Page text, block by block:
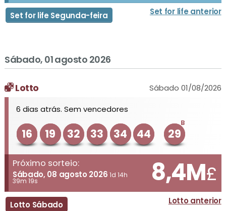
Set for life Segunda-feira Set for life anterior
Sábado, 01 agosto 2026
Lotto
Sábado 01/08/2026
6 dias atrás. Sem vencedores
16 19 32 33 34 44
B
29
Próximo sorteio:
Sábado, 08 agosto 2026 1d 14h
39m 19s 8,4M£
Lotto Sábado Lotto anterior